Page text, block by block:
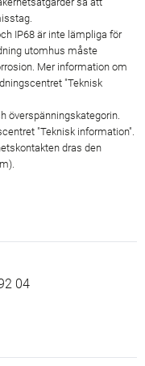
IP68 är inte lämpliga för
utomhus måste
Mer information om
"Teknisk
överspänningskategorin.
"Teknisk information".
dras den
04